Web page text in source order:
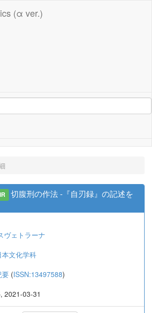
(α ver.)
IR
切腹刑の作法 -『自刃録』の記述を
ヴェトラーナ
文化学科
要 (ISSN:13497588)
2021-03-31